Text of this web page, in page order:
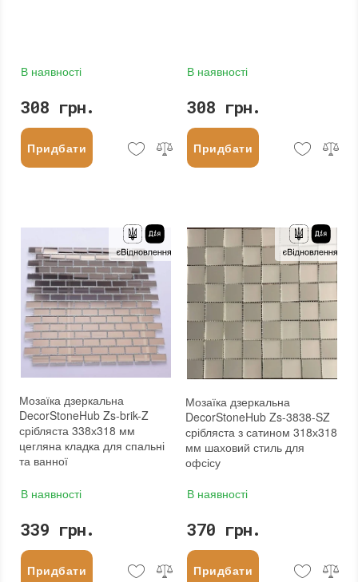
В наявності
308 грн.
Придбати
В наявності
308 грн.
Придбати
Мозаїка дзеркальна
DecorStoneHub Zs-brik-Z
срібляста 338х318 мм
цегляна кладка для спальні
та ванної
В наявності
339 грн.
Придбати
Мозаїка дзеркальна
DecorStoneHub Zs-3838-SZ
срібляста з сатином 318х318
мм шаховий стиль для
офсісу
В наявності
370 грн.
Придбати